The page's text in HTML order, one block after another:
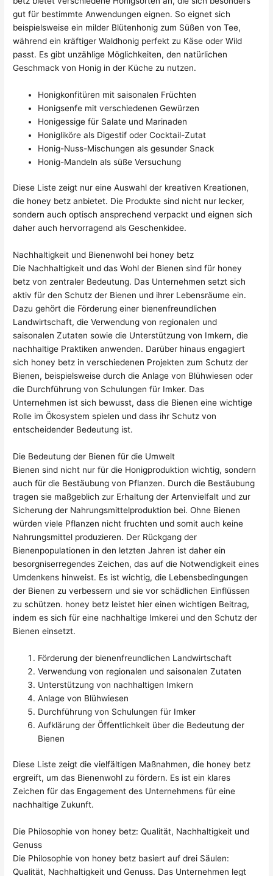
gut für bestimmte Anwendungen eignen. So eignet sich
beispielsweise ein milder Blütenhonig zum Süßen von Tee,
während ein kräftiger Waldhonig perfekt zu Käse oder Wild
passt. Es gibt unzählige Möglichkeiten, den natürlichen
Geschmack von Honig in der Küche zu nutzen.
Honigkonfitüren mit saisonalen Früchten
Honigsenfe mit verschiedenen Gewürzen
Honigessige für Salate und Marinaden
Honigliköre als Digestif oder Cocktail-Zutat
Honig-Nuss-Mischungen als gesunder Snack
Honig-Mandeln als süße Versuchung
Diese Liste zeigt nur eine Auswahl der kreativen Kreationen,
die honey betz anbietet. Die Produkte sind nicht nur lecker,
sondern auch optisch ansprechend verpackt und eignen sich
daher auch hervorragend als Geschenkidee.
Nachhaltigkeit und Bienenwohl bei honey betz
Die Nachhaltigkeit und das Wohl der Bienen sind für honey
betz von zentraler Bedeutung. Das Unternehmen setzt sich
aktiv für den Schutz der Bienen und ihrer Lebensräume ein.
Dazu gehört die Förderung einer bienenfreundlichen
Landwirtschaft, die Verwendung von regionalen und
saisonalen Zutaten sowie die Unterstützung von Imkern, die
nachhaltige Praktiken anwenden. Darüber hinaus engagiert
sich honey betz in verschiedenen Projekten zum Schutz der
Bienen, beispielsweise durch die Anlage von Blühwiesen oder
die Durchführung von Schulungen für Imker. Das
Unternehmen ist sich bewusst, dass die Bienen eine wichtige
Rolle im Ökosystem spielen und dass ihr Schutz von
entscheidender Bedeutung ist.
Die Bedeutung der Bienen für die Umwelt
Bienen sind nicht nur für die Honigproduktion wichtig, sondern
auch für die Bestäubung von Pflanzen. Durch die Bestäubung
tragen sie maßgeblich zur Erhaltung der Artenvielfalt und zur
Sicherung der Nahrungsmittelproduktion bei. Ohne Bienen
würden viele Pflanzen nicht fruchten und somit auch keine
Nahrungsmittel produzieren. Der Rückgang der
Bienenpopulationen in den letzten Jahren ist daher ein
besorgniserregendes Zeichen, das auf die Notwendigkeit eines
Umdenkens hinweist. Es ist wichtig, die Lebensbedingungen
der Bienen zu verbessern und sie vor schädlichen Einflüssen
zu schützen. honey betz leistet hier einen wichtigen Beitrag,
indem es sich für eine nachhaltige Imkerei und den Schutz der
Bienen einsetzt.
Förderung der bienenfreundlichen Landwirtschaft
Verwendung von regionalen und saisonalen Zutaten
Unterstützung von nachhaltigen Imkern
Anlage von Blühwiesen
Durchführung von Schulungen für Imker
Aufklärung der Öffentlichkeit über die Bedeutung der
Bienen
Diese Liste zeigt die vielfältigen Maßnahmen, die honey betz
ergreift, um das Bienenwohl zu fördern. Es ist ein klares
Zeichen für das Engagement des Unternehmens für eine
nachhaltige Zukunft.
Die Philosophie von honey betz: Qualität, Nachhaltigkeit und
Genuss
Die Philosophie von honey betz basiert auf drei Säulen:
Qualität, Nachhaltigkeit und Genuss. Das Unternehmen legt